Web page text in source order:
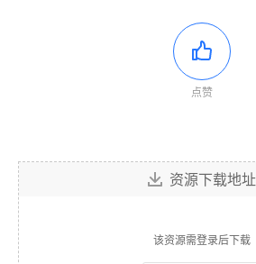
点赞
资源下载地址
该资源需登录后下载